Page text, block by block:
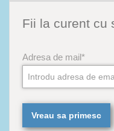
Fii la curent cu
Adresa de mail*